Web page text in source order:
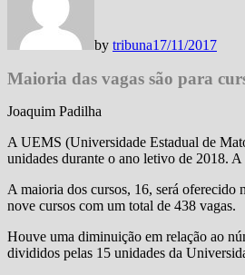
by tribuna17/11/2017
Maioria das vagas são para
Joaquim Padilha
A UEMS (Universidade Estadual de
unidades durante o ano letivo de 2018.
A maioria dos cursos, 16, será oferecido
nove cursos com um total de 438 vagas.
Houve uma diminuição em relação ao
divididos pelas 15 unidades da